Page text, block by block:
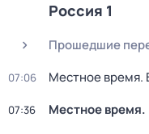
Россия 1
Прошедшие
07:06 Местное время.
07:36 Местное